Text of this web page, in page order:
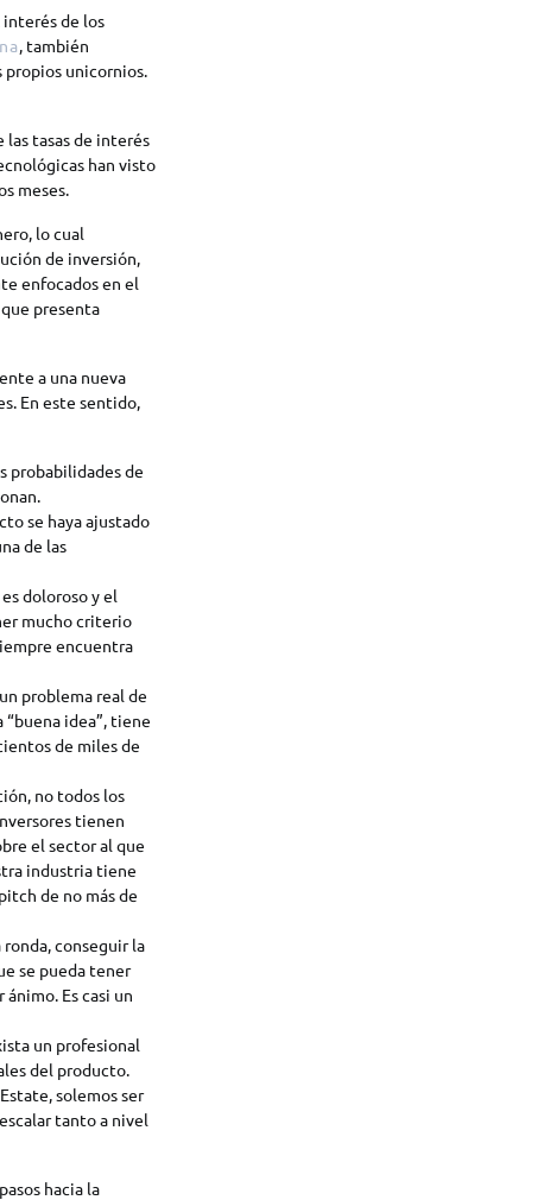
de los
, también
propios unicornios.
las tasas de interés
han visto
meses.
lo cual
de inversión,
enfocados en el
presenta
a una nueva
En este sentido,
probabilidades de
se haya ajustado
de las
doloroso y el
mucho criterio
encuentra
problema real de
“buena idea”, tiene
de miles de
no todos los
tienen
el sector al que
industria tiene
de no más de
conseguir la
se pueda tener
Es casi un
un profesional
del producto.
solemos ser
tanto a nivel
hacia la